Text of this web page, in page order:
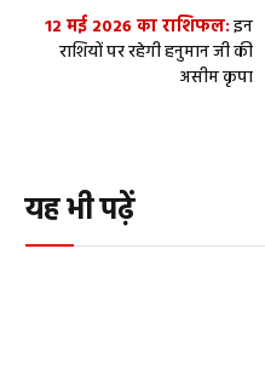
12 मई 2026 का राशिफल:इन
राशियों पर रहेगी हनुमान जी की
असीम कृपा
यह भी पढ़ें